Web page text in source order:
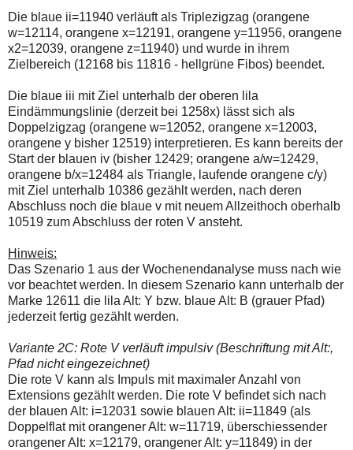
Kontaktaufnahme
per
Mail
robbys-
elliottwellen@online.de.
zur
Lösung
des
Problems
sind
die
Post
auch
auf
der
Plattform
verfügbar.
Die blaue ii=11940 verläuft als Triplezigzag (orangene
w=12114, orangene x=12191, orangene y=11956, orangene
x2=12039, orangene z=11940) und wurde in ihrem
Zielbereich (12168 bis 11816 - hellgrüne Fibos) beendet.
Die blaue iii mit Ziel unterhalb der oberen lila
Eindämmungslinie (derzeit bei 1258x) lässt sich als
Doppelzigzag (orangene w=12052, orangene x=12003,
orangene y bisher 12519) interpretieren. Es kann bereits der
Start der blauen iv (bisher 12429; orangene a/w=12429,
orangene b/x=12484 als Triangle, laufende orangene c/y)
mit Ziel unterhalb 10386 gezählt werden, nach deren
Abschluss noch die blaue v mit neuem Allzeithoch oberhalb
10519 zum Abschluss der roten V ansteht.
Hinweis:
Das Szenario 1 aus der Wochenendanalyse muss nach wie
vor beachtet werden. In diesem Szenario kann unterhalb der
Marke 12611 die lila Alt: Y bzw. blaue Alt: B (grauer Pfad)
jederzeit fertig gezählt werden.
Variante 2C: Rote V verläuft impulsiv (Beschriftung mit Alt:,
Pfad nicht eingezeichnet)
Die rote V kann als Impuls mit maximaler Anzahl von
Extensions gezählt werden. Die rote V befindet sich nach
der blauen Alt: i=12031 sowie blauen Alt: ii=11849 (als
Doppelflat mit orangener Alt: w=11719, überschiessender
orangener Alt: x=12179, orangener Alt: y=11849) in der